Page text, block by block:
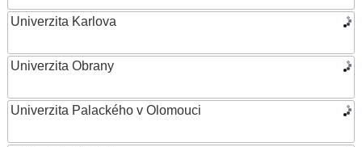
Univerzita Karlova
Univerzita Obrany
Univerzita Palackého v Olomouci